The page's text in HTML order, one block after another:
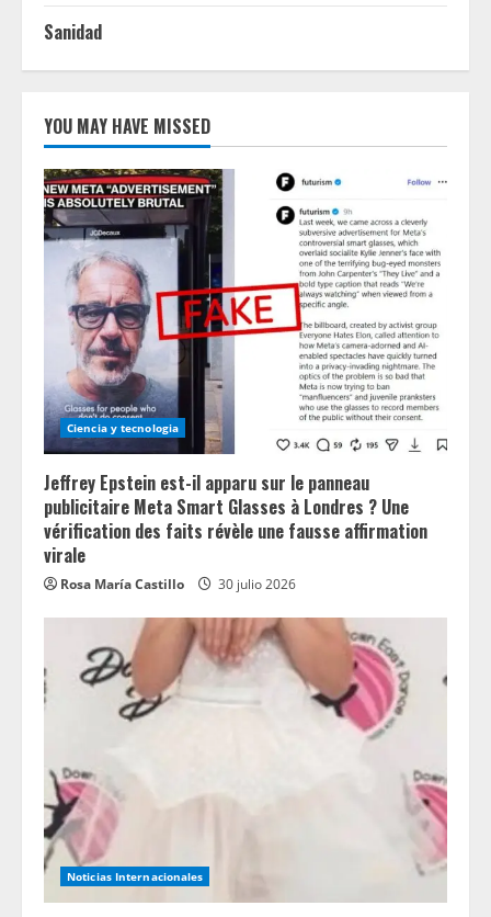
Sanidad
YOU MAY HAVE MISSED
Ciencia y tecnologia
Jeffrey Epstein est-il apparu sur le panneau
publicitaire Meta Smart Glasses à Londres ? Une
vérification des faits révèle une fausse affirmation
virale
Rosa María Castillo 30 julio 2026
Noticias Internacionales